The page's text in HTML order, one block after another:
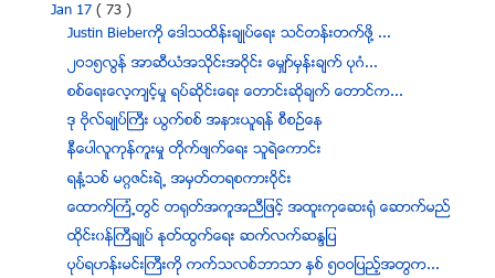
Jan 17( 73 )
Justin Bieberကို ေဒါသထိန္းခ်ဳပ္ေရး သင္တန္းတက္ဖို႔ ...
၂ဝ၁၅လြန္ အာဆီယံအသိုင္းအဝိုင္း ေမွ်ာ္မွန္းခ်က္ ပုဂံ...
စစ္ေရးေလ့က်င့္မႈ ရပ္ဆုိင္းေရး ေတာင္းဆုိခ်က္ ေတာင္က...
ဒု ဗုိလ္ခ်ဳပ္ႀကီး ယြက္စစ္ အနားယူရန္ စီစဥ္ေန
နီေပါလူကုန္ကူးမႈ တိုက္ဖ်က္ေရး သူရဲေကာင္း
ရနံ႔သစ္ မဂၢဇင္းရဲ႕ အမွတ္တရစကားဝုိင္း
ေထာက္ၾကံ့တြင္ တရုတ္အကူအညီျဖင့္ အထူးကုေဆးရံု ေဆာက္မည္
ထုိင္း၀န္ႀကီခ်ဳပ္ ႏုတ္ထြက္ေရး ဆက္လက္ဆႏၵျပ
ပုပ္ရဟန္းမင္းႀကီးကို ကက္သလစ္ဘာသာ ႏွစ္ ၅ဝဝျပည့္အတြက...